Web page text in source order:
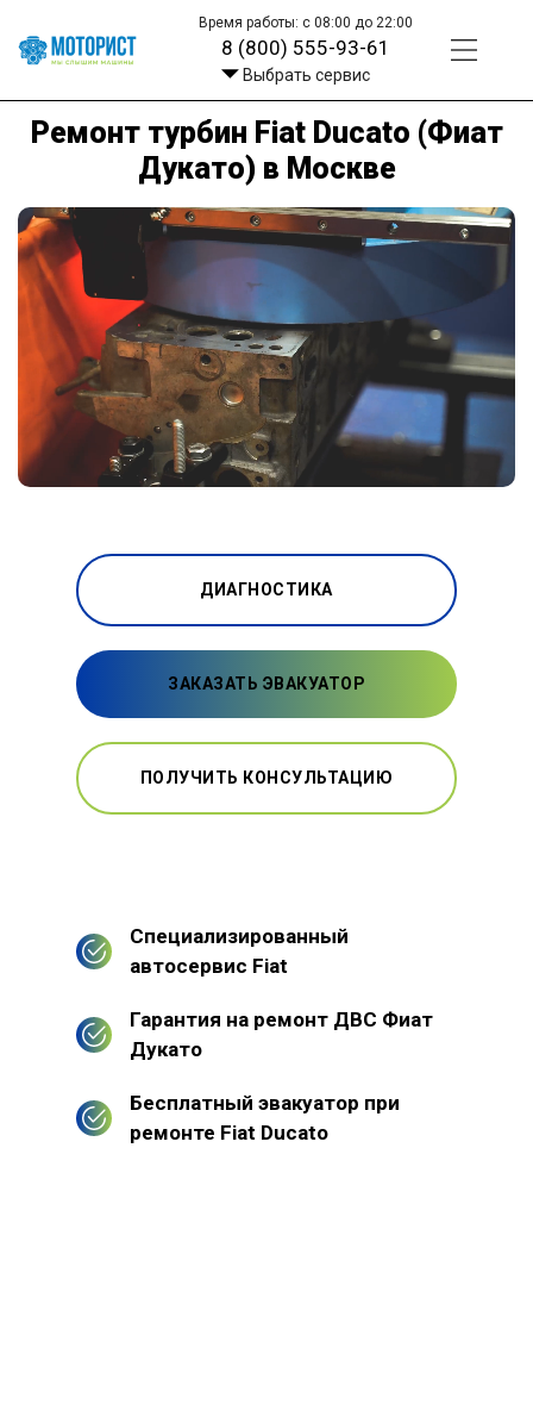
Время работы: с 08:00 до 22:00
8 (800) 555-93-61
Выбрать сервис
Ремонт турбин Fiat Ducato (Фиат
Дукато) в Москве
ДИАГНОСТИКА
ЗАКАЗАТЬ ЭВАКУАТОР
ПОЛУЧИТЬ КОНСУЛЬТАЦИЮ
Специализированный
автосервис Fiat
Гарантия на ремонт ДВС Фиат
Дукато
Бесплатный эвакуатор при
ремонте Fiat Ducato